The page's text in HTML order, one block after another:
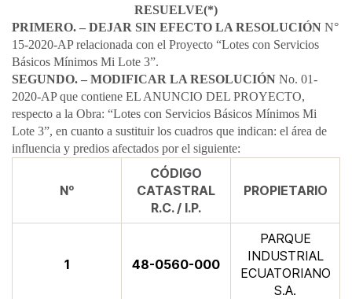
p
k
n
t
i
r
RESUELVE(*)
PRIMERO. – DEJAR SIN EFECTO LA RESOLUCIÓN N°
15-2020-AP relacionada con el Proyecto “Lotes con Servicios
Básicos Mínimos Mi Lote 3”.
SEGUNDO. – MODIFICAR LA RESOLUCIÓN No. 01-
2020-AP que contiene EL ANUNCIO DEL PROYECTO,
respecto a la Obra: “Lotes con Servicios Básicos Mínimos Mi
Lote 3”, en cuanto a sustituir los cuadros que indican: el área de
influencia y predios afectados por el siguiente:​
Nº​​
​​CÓDIGO
CATASTRAL
R.C. / I.P.
​PROPIETARIO
​1 ​48-0560-000
​PARQUE
INDUSTRIAL
ECUATORIANO
S.A.